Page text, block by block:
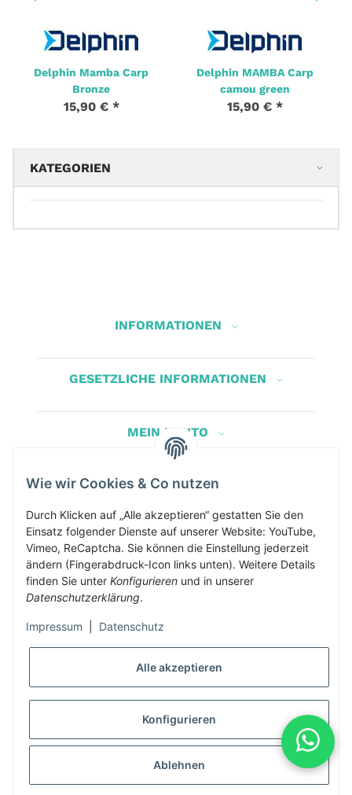
Delphin Mamba Carp
Bronze
15,90 € *
Delphin MAMBA Carp
camou green
15,90 € *
KATEGORIEN
INFORMATIONEN
GESETZLICHE INFORMATIONEN
MEIN KONTO
Herbis Anglerladen
Inh.Herbert Schinnerl
Kirchdorf am Inn 5
4982 Kirchdorf am Inn
info@herbis-anglerladen.at
Alle Preise inklusive gesetzlicher Mwst., exklusive Versand- &
Servicekosten
Wie wir Cookies & Co nutzen
Durch Klicken auf „Alle akzeptieren“ gestatten Sie den
Einsatz folgender Dienste auf unserer Website: YouTube,
Vimeo, ReCaptcha. Sie können die Einstellung jederzeit
ändern (Fingerabdruck-Icon links unten). Weitere Details
finden Sie unter Konfigurieren und in unserer
Datenschutzerklärung.
Impressum Datenschutz
Alle akzeptieren
Konfigurieren
Ablehnen